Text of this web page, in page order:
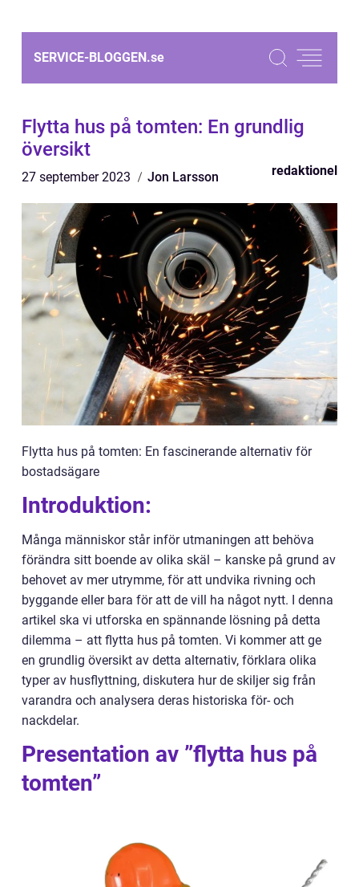
SERVICE-BLOGGEN.se
Flytta hus på tomten: En grundlig
översikt
27 september 2023 Jon Larsson redaktionel
Flytta hus på tomten: En fascinerande alternativ för
bostadsägare
Introduktion:
Många människor står inför utmaningen att behöva
förändra sitt boende av olika skäl – kanske på grund av
behovet av mer utrymme, för att undvika rivning och
byggande eller bara för att de vill ha något nytt. I denna
artikel ska vi utforska en spännande lösning på detta
dilemma – att flytta hus på tomten. Vi kommer att ge
en grundlig översikt av detta alternativ, förklara olika
typer av husflyttning, diskutera hur de skiljer sig från
varandra och analysera deras historiska för- och
nackdelar.
Presentation av ”flytta hus på
tomten”